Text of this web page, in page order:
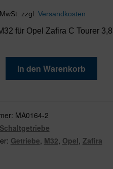
zzgl. Versandkosten
für Opel Zafira C Tourer
In den Warenkorb
MA0164-2
Schaltgetriebe
Getriebe, M32, Opel, Zafira